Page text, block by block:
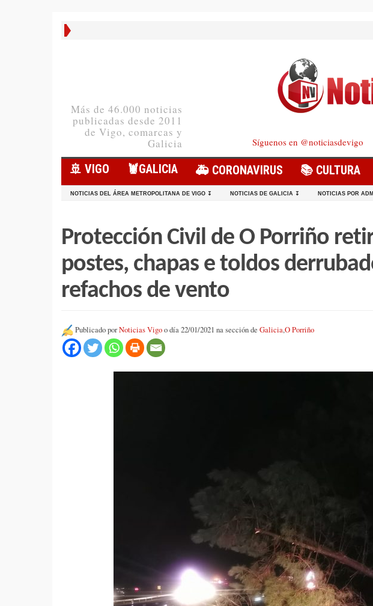
Más de 46.000 noticias
publicadas desde 2011
de Vigo, comarcas y
Galicia
Síguenos en @noticiasdevigo
🚢 VIGO 🦞️GALICIA 🚑 CORONAVIRUS 📚 CULTURA
NOTICIAS DEL ÁREA METROPOLITANA DE VIGO ↧ NOTICIAS DE GALICIA ↧ NOTICIAS POR
Protección Civil de O Porriño
postes, chapas e toldos
refachos de vento
Publicado porNoticias Vigoo día 22/01/2021 na sección de Galicia,O Porriño